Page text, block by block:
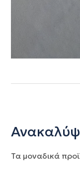
Τα μοναδικά